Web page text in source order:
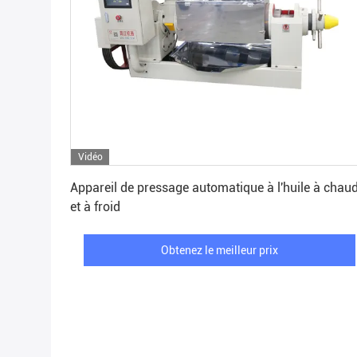
Vidéo
Appareil de pressage automatique à l'huile à
et à froid
Obtenez le meilleur prix